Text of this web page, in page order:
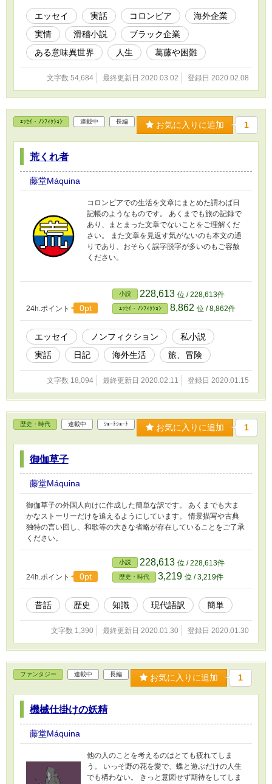
エッセイ 実話 コロンビア
海外企業
実情
滑稽小説
ブラック企業
ある意味異世界
人生 葛藤や困難
文字数 54,684 最終更新日 2020.03.02 登録日 2020.02.08
ｴｯｾｲ・ﾉﾝﾌｨｸｼｮﾝ 連載中 長編 お気に入りに追加 1
荒くれ者
藤堂Máquina
コロンビアでの生活を文章にまとめた謂わば日
記帳のようなものです。 あくまでも旅の記録で
あり、まとまった文章でないことをご理解くだ
さい。 また文章を見返す気がないのも本文の通
りであり、おそらく誤字脱字が多いのもご容赦
ください。
24h.ポイント 0pt
小説 228,613 位 / 228,613件
ｴｯｾｲ・ﾉﾝﾌｨｸｼｮﾝ 8,862 位 / 8,862件
エッセイ ノンフィクション
私小説
実話
日記 海外生活 旅、冒険
文字数 18,094 最終更新日 2020.02.11 登録日 2020.01.15
歴史・時代 連載中 ｼｮｰﾄｼｮｰﾄ お気に入りに追加 1
御伽草子
藤堂Máquina
御伽草子の外国人向けに作成した簡単な訳です。 あくまでも大ま
かなストーリーだけを追えるようにしています。 情景描写や古典
独特の言い回し、和歌等の大きな省略が存在していることをご了承
ください。
24h.ポイント 0pt
小説 228,613 位 / 228,613件
歴史・時代 3,219 位 / 3,219件
昔話 歴史 知識 現代語訳 簡単
文字数 1,390 最終更新日 2020.01.30 登録日 2020.01.30
ファンタジー 連載中 長編 お気に入りに追加 1
機械仕掛けの妖精
藤堂Máquina
‪他の人のことを考えるのはとても疲れてしま
う。‬ ‪いっそ野の花を愛で、蝶と遊ぶだけの人生
でも構わない。‬ ‪きっと意図せず期待をしてしま